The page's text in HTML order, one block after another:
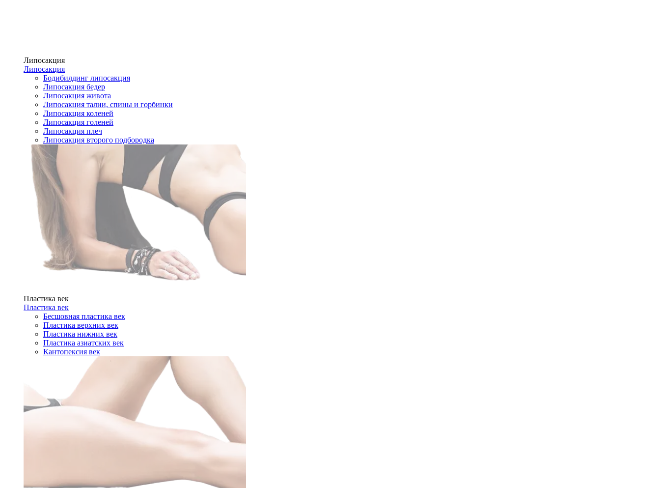
Липосакция
Липосакция
Бодибилдинг липосакция
Липосакция бедер
Липосакция живота
Липосакция талии, спины и горбинки
Липосакция коленей
Липосакция голеней
Липосакция плеч
Липосакция второго подбородка
Пластика век
Пластика век
Бесшовная пластика век
Пластика верхних век
Пластика нижних век
Пластика азиатских век
Кантопексия век